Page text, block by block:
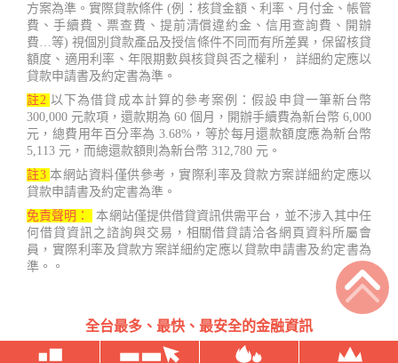
方案為準。實際貸款條件 (例：核貸金額、利率、月付金、帳管
費、手續費、票查費、提前清償違約金、信用查詢費、開辦
費…等) 視個別貸款產品及授信條件不同而有所差異，保留核貸
額度、適用利率、年限期數與核貸與否之權利， 詳細約定應以
貸款申請書及約定書為準。
註2 以下為借貸成本計算的參考案例：假設申貸一筆新台幣
300,000 元款項，還款期為 60 個月，開辦手續費為新台幣 6,000
元，總費用年百分率為 3.68%，等於每月還款額度應為新台幣
5,113 元，而總還款額則為新台幣 312,780 元。
註3 本網站資料僅供參考，實際利率及貸款方案詳細約定應以
貸款申請書及約定書為準。
免責聲明：
本網站僅提供借貸資訊供需平台，並不涉入其中任
何借貸資訊之諮詢與交易，相關借貸請洽各網頁資料所屬會
員，實際利率及貸款方案詳細約定應以貸款申請書及約定書為
準。。
全台最多、最快、最安全的金融資訊
台灣借款.net Copyright ©2022 - 2023 鑫睿開發有限公司 407台